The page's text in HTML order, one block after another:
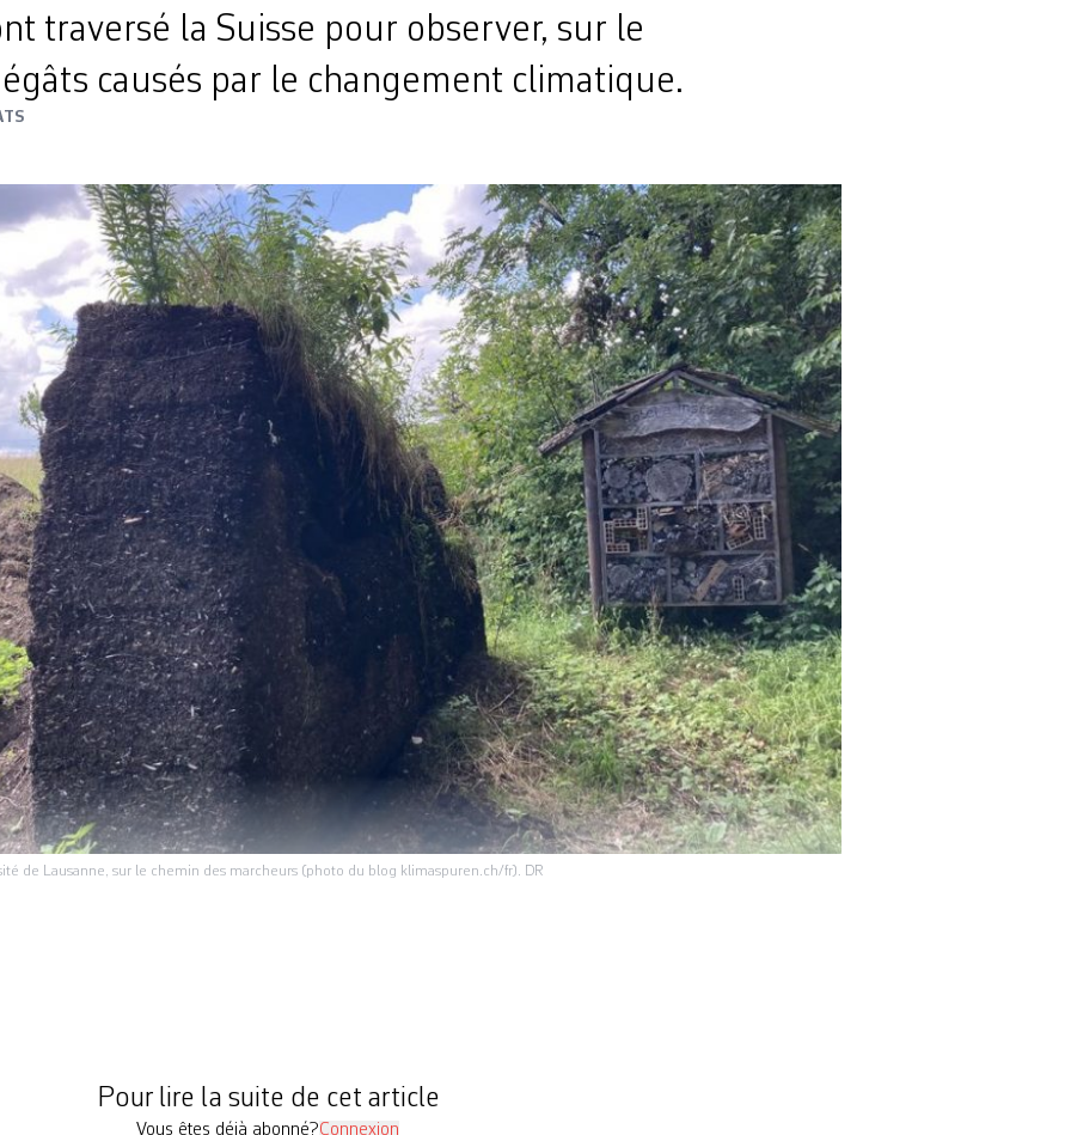
traversé la Suisse pour observer, sur le
causés par le changement climatique.
de Lausanne, sur le chemin des marcheurs (photo du blog klimaspuren.ch/fr). DR
Pour lire la suite de cet article
Vous êtes déjà abonné?Connexion